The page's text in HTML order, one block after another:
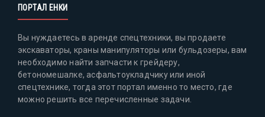
ПОРТАЛ ЕНКИ
Вы нуждаетесь в аренде спецтехники, вы продаете
экскаваторы, краны манипуляторы или бульдозеры, вам
необходимо найти запчасти к грейдеру,
бетономешалке, асфальтоукладчику или иной
спецтехнике, тогда этот портал именно то место, где
можно решить все перечисленные задачи.